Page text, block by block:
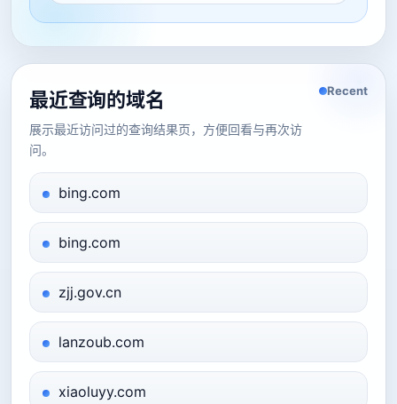
最近查询的域名
展示最近访问过的查询结果页，方便回看与再次访
问。
Recent
bing.com
bing.com
zjj.gov.cn
lanzoub.com
xiaoluyy.com